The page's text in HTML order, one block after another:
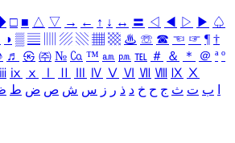
□ ■ △ ▽ → ← ↑ ↓ ↔ 〓 ◁ ◀ ▷ ▶ ♤
◑ ▒ ▤ ▨ ▧ ▦ ▩ ♨ ☏ ☎ ☜ ☞ ¶ †
♬ ㉿ ㈜ № ㏇ ™ ㏂ ㏘ ℡ ＃ ＆ ＊ ＠ ª º
ⅸ ⅹ Ⅳ Ⅴ Ⅵ Ⅶ Ⅷ Ⅸ Ⅹ
ب ت ث ج ح خ د ذ ر ز س ش ص ض ط